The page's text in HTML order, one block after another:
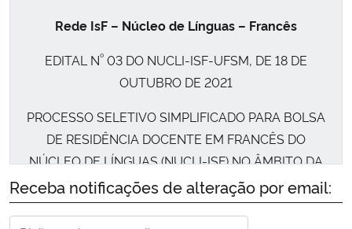
Rede IsF – Núcleo de Línguas – Francês
EDITAL Nº 03 DO NUCLI-ISF-UFSM, DE 18 DE
OUTUBRO DE 2021
PROCESSO SELETIVO SIMPLIFICADO PARA BOLSA
DE RESIDÊNCIA DOCENTE EM FRANCÊS DO
NÚCLEO DE LÍNGUAS (NUCLI-ISF) NO ÂMBITO DA
REDE ANDIFES IDIOMAS SEM FRONTEIRAS NA
UFSM
Receba notificações de alteração por email: